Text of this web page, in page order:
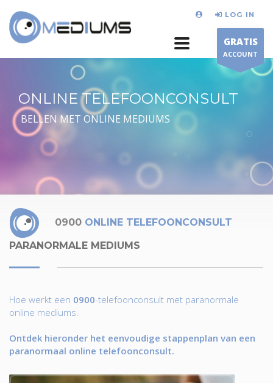
LOG IN
GRATIS
ACCOUNT
ONLINE TELEFOONCONSULT
BELLEN MET ONLINE MEDIUMS
0900 ONLINE TELEFOONCONSULT
PARANORMALE MEDIUMS
Hoe werkt een 0900-telefoonconsult met paranormale
online mediums.
Ontdek hieronder het eenvoudige stappenplan van een
paranormaal online telefoonconsult.